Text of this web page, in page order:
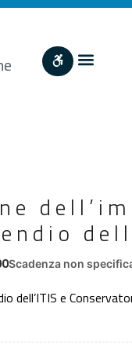
Scadenza non
dell’ITIS e